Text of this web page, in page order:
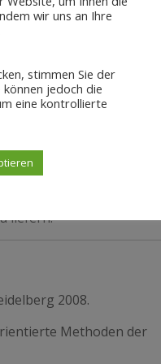
Der Informationsfluss
in einem gegebenen
abzüglich der
einer
als auch dem Volumen
zu tragen
sondern
liefern.
2008.
Methoden der
wir uns an Ihre
stimmen Sie der
können jedoch die
eine kontrollierte